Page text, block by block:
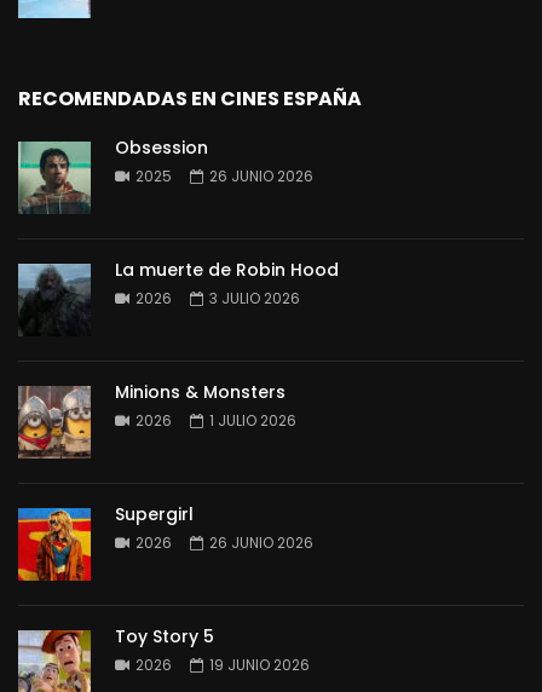
RECOMENDADAS EN CINES ESPAÑA
Obsession
2025 26 JUNIO 2026
La muerte de Robin Hood
2026 3 JULIO 2026
Minions & Monsters
2026 1 JULIO 2026
Supergirl
2026 26 JUNIO 2026
Toy Story 5
2026 19 JUNIO 2026